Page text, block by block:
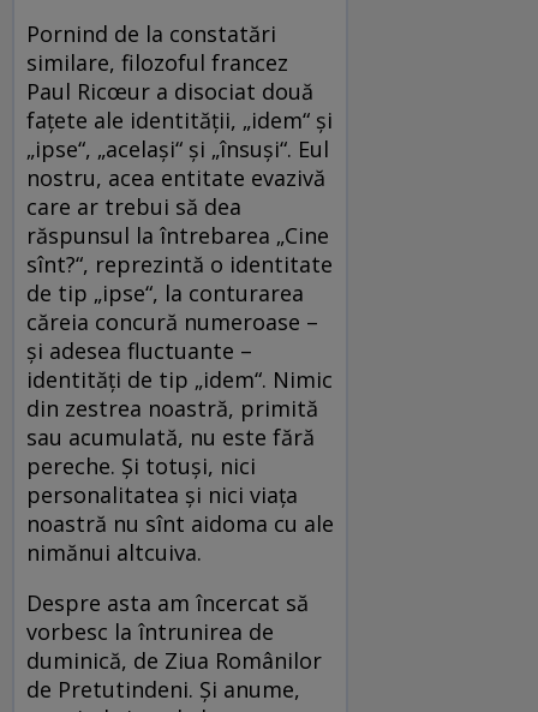
Pornind de la constatări
similare, filozoful francez
Paul Ricœur a disociat două
fațete ale identității, „idem“ și
„ipse“, „același“ și „însuși“. Eul
nostru, acea entitate evazivă
care ar trebui să dea
răspunsul la întrebarea „Cine
sînt?“, reprezintă o identitate
de tip „ipse“, la conturarea
căreia concură numeroase –
și adesea fluctuante –
identități de tip „idem“. Nimic
din zestrea noastră, primită
sau acumulată, nu este fără
pereche. Și totuși, nici
personalitatea și nici viața
noastră nu sînt aidoma cu ale
nimănui altcuiva.
Despre asta am încercat să
vorbesc la întrunirea de
duminică, de Ziua Românilor
de Pretutindeni. Și anume,